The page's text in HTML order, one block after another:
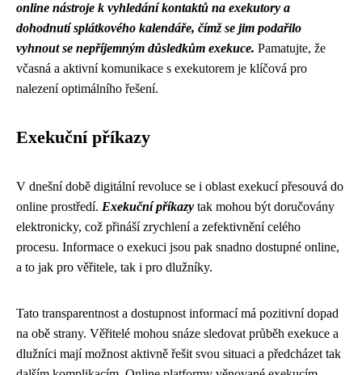
online nástroje k vyhledání kontaktů na exekutory a
dohodnutí splátkového kalendáře, čímž se jim podařilo
vyhnout se nepříjemným důsledkům exekuce. Pamatujte, že
včasná a aktivní komunikace s exekutorem je klíčová pro
nalezení optimálního řešení.
Exekuční příkazy
V dnešní době digitální revoluce se i oblast exekucí přesouvá do
online prostředí. Exekuční příkazy tak mohou být doručovány
elektronicky, což přináší zrychlení a zefektivnění celého
procesu. Informace o exekuci jsou pak snadno dostupné online,
a to jak pro věřitele, tak i pro dlužníky.
Tato transparentnost a dostupnost informací má pozitivní dopad
na obě strany. Věřitelé mohou snáze sledovat průběh exekuce a
dlužníci mají možnost aktivně řešit svou situaci a předcházet tak